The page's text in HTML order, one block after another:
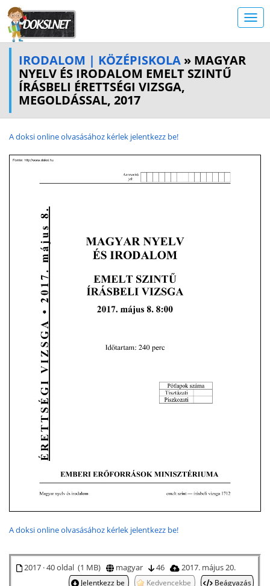
IRODALOM | KÖZÉPISKOLA » MAGYAR
NYELV ÉS IRODALOM EMELT SZINTŰ
ÍRÁSBELI ÉRETTSÉGI VIZSGA,
MEGOLDÁSSAL, 2017
A doksi online olvasásához kérlek jelentkezz be!
A doksi online olvasásához kérlek jelentkezz be!
2017 · 40 oldal (1 MB) magyar 46 2017. május 20.
Jelentkezz be Kedvencekbe Beágyazás